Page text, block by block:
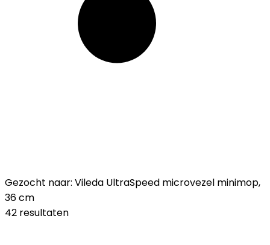
Gezocht naar: Vileda UltraSpeed microvezel minimop,
36 cm
42 resultaten